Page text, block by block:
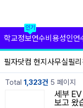
필리핀 학원
필리핀 연수
유형별 필리
필리핀 영어 캠
필리핀 가족
인기
학교정보연수비용성인연
필자닷컴 현지사무실필
Total 1,323건 5 페이지
세부
보고 왔